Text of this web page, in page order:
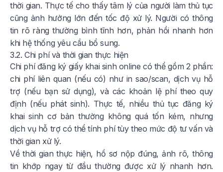
thời gian. Thực tế cho thấy tâm lý của người làm thủ tục
cũng ảnh hưởng lớn đến tốc độ xử lý. Người có thông
tin rõ ràng thường bình tĩnh hơn, phản hồi nhanh hơn
khi hệ thống yêu cầu bổ sung.
3.2. Chi phí và thời gian thực hiện
Chi phí đăng ký giấy khai sinh online có thể gồm 2 phần:
chi phí liên quan (nếu có) như in sao/scan, dịch vụ hỗ
trợ (nếu bạn sử dụng), và các khoản lệ phí theo quy
định (nếu phát sinh). Thực tế, nhiều thủ tục đăng ký
khai sinh cơ bản thường không quá tốn kém, nhưng
dịch vụ hỗ trợ có thể tính phí tùy theo mức độ tư vấn và
thời gian xử lý.
Về thời gian thực hiện, hồ sơ nộp đúng, ảnh rõ, thông
tin khớp ngay từ đầu thường được xử lý nhanh hơn.